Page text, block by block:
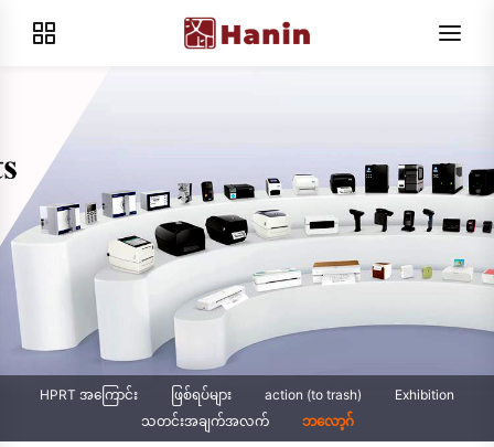
HPRT အကြောင်း ဖြစ်ရပ်များ action (to trash)
Exhibition
သတင်းအချက်အလက်
ဘလော့ဂ်